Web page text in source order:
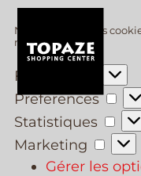
Nous utilisons des
notre service.
Fonctionnel
Preferences
Statistiques
Marketing
Gérer les